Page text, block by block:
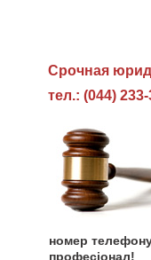
Cрочная
тел.: (044)
номер
професіонал!